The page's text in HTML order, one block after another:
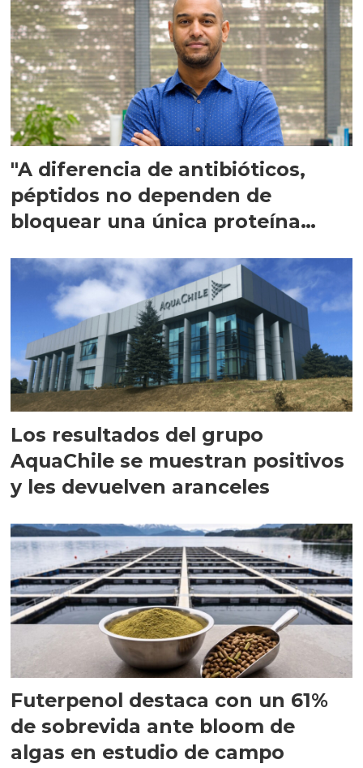
"A diferencia de antibióticos,
péptidos no dependen de
bloquear una única proteína
Los resultados del grupo
AquaChile se muestran positivos
y les devuelven aranceles
Futerpenol destaca con un 61%
de sobrevida ante bloom de
algas en estudio de campo